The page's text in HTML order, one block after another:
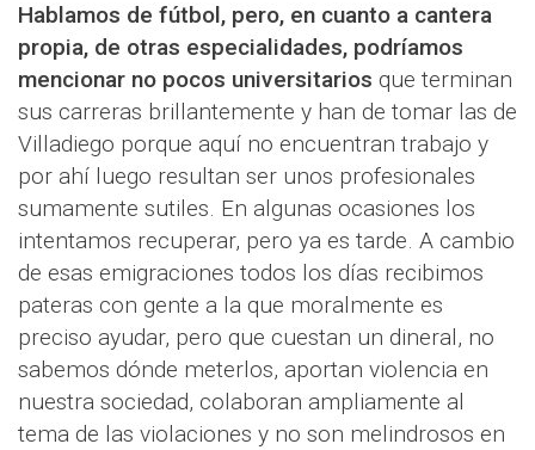
Hablamos de fútbol, pero, en cuanto a cantera
propia, de otras especialidades, podríamos
mencionar no pocos universitarios que terminan
sus carreras brillantemente y han de tomar las de
Villadiego porque aquí no encuentran trabajo y
por ahí luego resultan ser unos profesionales
sumamente sutiles. En algunas ocasiones los
intentamos recuperar, pero ya es tarde. A cambio
de esas emigraciones todos los días recibimos
pateras con gente a la que moralmente es
preciso ayudar, pero que cuestan un dineral, no
sabemos dónde meterlos, aportan violencia en
nuestra sociedad, colaboran ampliamente al
tema de las violaciones y no son melindrosos en